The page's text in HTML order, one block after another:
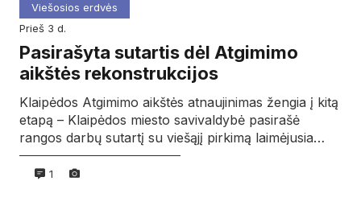
Viešosios erdvės
prieš 3 d.
Pasirašyta sutartis dėl Atgimimo
aikštės rekonstrukcijos
Klaipėdos Atgimimo aikštės atnaujinimas žengia į kitą
etapą – Klaipėdos miesto savivaldybė pasirašė
rangos darbų sutartį su viešąjį pirkimą laimėjusia…
1